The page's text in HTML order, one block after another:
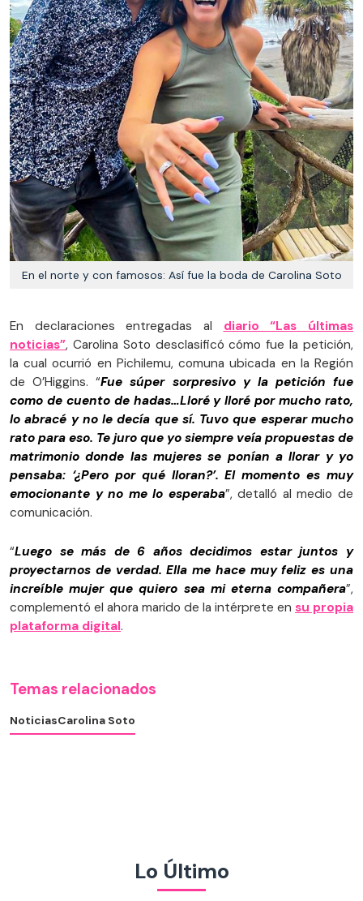
En el norte y con famosos: Así fue la boda de Carolina Soto
En declaraciones entregadas al diario “Las últimas
noticias”, Carolina Soto desclasificó cómo fue la petición,
la cual ocurrió en Pichilemu, comuna ubicada en la Región
de O’Higgins. “Fue súper sorpresivo y la petición fue
como de cuento de hadas…Lloré y lloré por mucho rato,
lo abracé y no le decía que sí. Tuvo que esperar mucho
rato para eso. Te juro que yo siempre veía propuestas de
matrimonio donde las mujeres se ponían a llorar y yo
pensaba: ‘¿Pero por qué lloran?’. El momento es muy
emocionante y no me lo esperaba”, detalló al medio de
comunicación.
“Luego se más de 6 años decidimos estar juntos y
proyectarnos de verdad. Ella me hace muy feliz es una
increíble mujer que quiero sea mi eterna compañera”,
complementó el ahora marido de la intérprete en su propia
plataforma digital.
Temas relacionados
NoticiasCarolina Soto
Lo Último